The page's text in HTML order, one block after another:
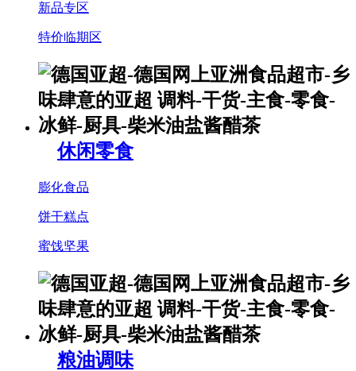
新品专区
特价临期区
休闲零食
膨化食品
饼干糕点
蜜饯坚果
粮油调味